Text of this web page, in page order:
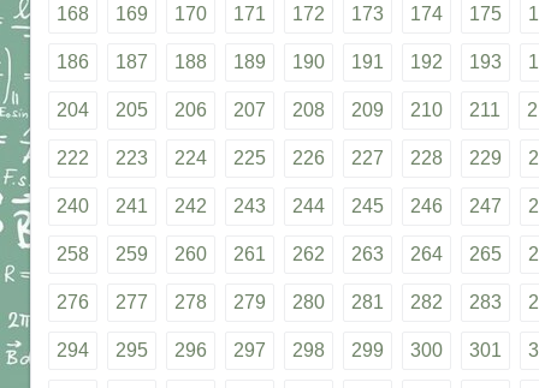
168 169 170 171 172 173 174 175
186 187 188 189 190 191 192 193
204 205 206 207 208 209 210 211
222 223 224 225 226 227 228 229
240 241 242 243 244 245 246 247
258 259 260 261 262 263 264 265
276 277 278 279 280 281 282 283
294 295 296 297 298 299 300 301